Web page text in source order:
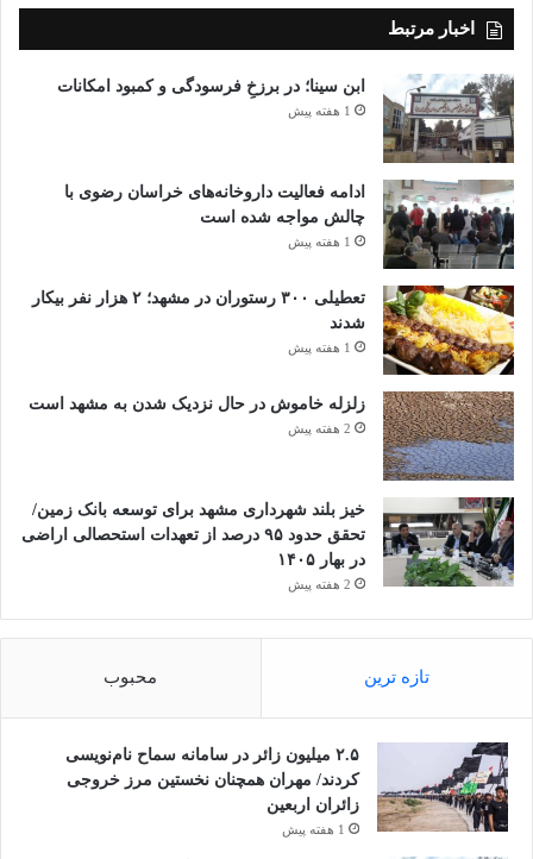
اخبار مرتبط
ابن سینا؛ در برزخِ فرسودگی و کمبود امکانات
1 هفته پیش
ادامه فعالیت داروخانه‌های خراسان رضوی با
چالش مواجه شده است
1 هفته پیش
تعطیلی ۳۰۰ رستوران در مشهد؛ ۲ هزار نفر بیکار
شدند
1 هفته پیش
زلزله خاموش در حال نزدیک شدن به مشهد است
2 هفته پیش
خیز بلند شهرداری مشهد برای توسعه بانک زمین/
تحقق حدود ۹۵ درصد از تعهدات استحصالی اراضی
در بهار ۱۴۰۵
2 هفته پیش
تازه ترین محبوب
۲.۵ میلیون زائر در سامانه سماح نام‌نویسی
کردند/ مهران همچنان نخستین مرز خروجی
زائران اربعین
1 هفته پیش